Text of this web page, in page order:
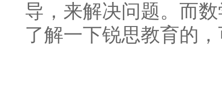
导，来解决问题。而
了解一下锐思教育的